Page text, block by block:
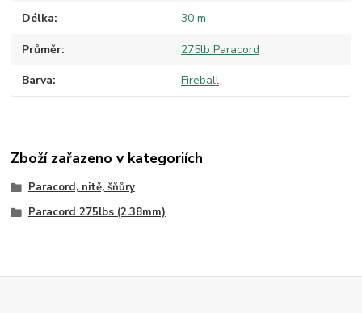
Délka 30 m
Průměr 275lb Paracord
Barva Fireball
Zboží zařazeno v kategoriích
Paracord, nitě, šňůry
Paracord 275lbs (2.38mm)